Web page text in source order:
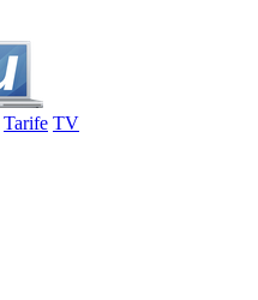
Tarife TV